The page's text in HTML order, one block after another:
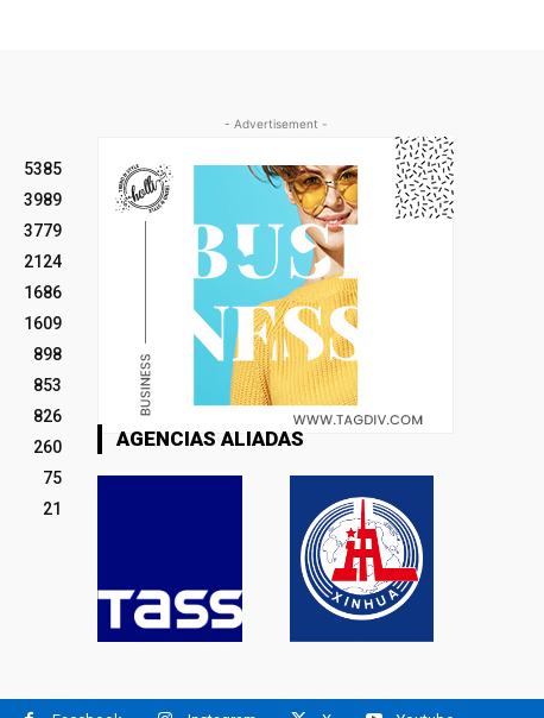
5385
3989
3779
2124
1686
1609
898
853
826
260
75
21
- Advertisement -
AGENCIAS ALIADAS